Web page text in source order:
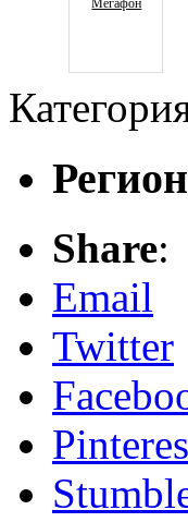
Share:
Email
Twitter